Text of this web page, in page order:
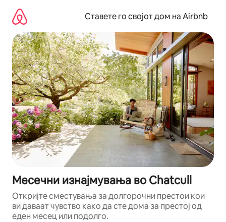
содржина
Ставете го својот дом на Airbnb
Месечни изнајмувања во Chatcull
Откријте сместувања за долгорочни престои кои
ви даваат чувство како да сте дома за престој од
еден месец или подолго.